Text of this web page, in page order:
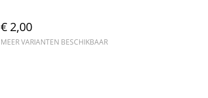
€ 2,00
MEER VARIANTEN BESCHIKBAAR